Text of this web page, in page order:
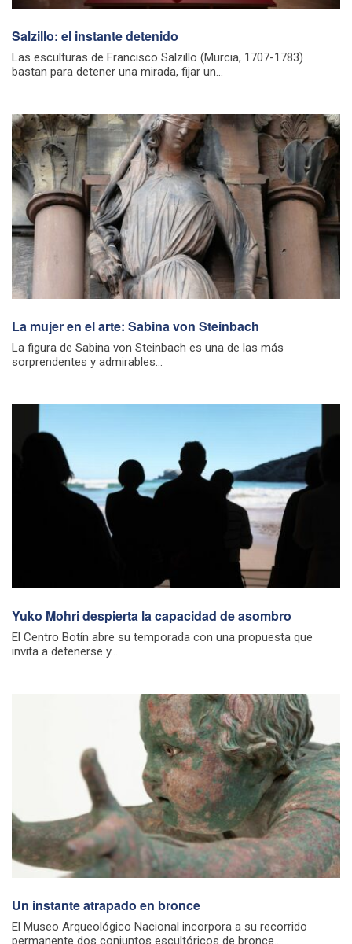
Salzillo: el instante detenido
Las esculturas de Francisco Salzillo (Murcia, 1707-1783)
bastan para detener una mirada, fijar un...
La mujer en el arte: Sabina von Steinbach
La figura de Sabina von Steinbach es una de las más
sorprendentes y admirables...
Yuko Mohri despierta la capacidad de asombro
El Centro Botín abre su temporada con una propuesta que
invita a detenerse y...
Un instante atrapado en bronce
El Museo Arqueológico Nacional incorpora a su recorrido